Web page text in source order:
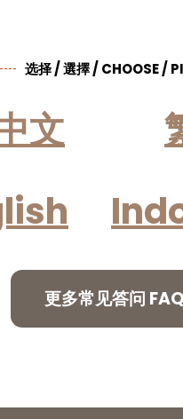
选择 / 選擇 / CHOOSE /
文
更多常见答问 FAQ